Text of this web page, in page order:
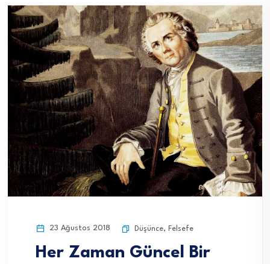
23 Ağustos 2018 Düşünce, Felsefe
Her Zaman Güncel Bir